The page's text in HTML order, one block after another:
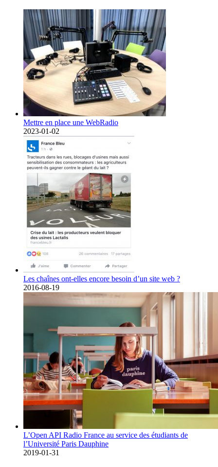
Mettre en place une WebRadio
2023-01-02
Les chaînes ont-elles encore besoin d’un site web ?
2016-08-19
L’Open API Radio France au service des étudiants de
l’Université Paris Dauphine
2019-01-31